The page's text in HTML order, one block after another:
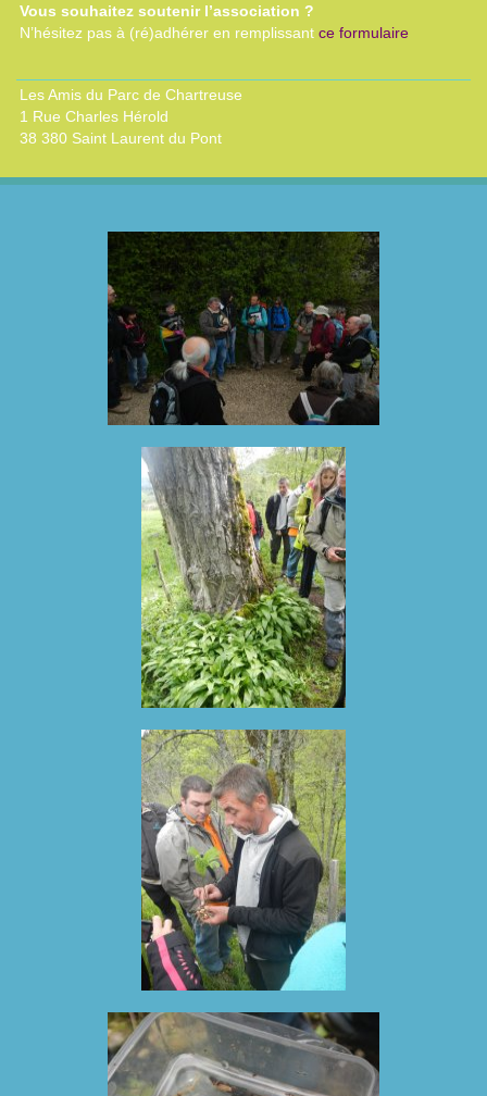
Vous souhaitez soutenir l’association ?
N’hésitez pas à (ré)adhérer en remplissant ce formulaire
Les Amis du Parc de Chartreuse
1 Rue Charles Hérold
38 380 Saint Laurent du Pont